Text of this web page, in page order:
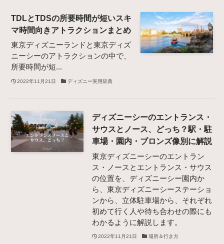
TDLとTDSの所要時間が短いスキ
マ時間向きアトラクションまとめ
東京ディズニーランドと東京ディズ
ニーシーのアトラクションの中で、
所要時間が短...
2022年11月21日 ディズニー実用辞典
ディズニーシーのエントランス・
サウスとノース、どっち？駅・駐
車場・園内・ブロンズ像別に解説
東京ディズニーシーのエントラン
ス・ノースとエントランス・サウス
の位置を、ディズニーシー園内か
ら、東京ディズニーシーステーショ
ンから、立体駐車場から、それぞれ
初めて行く人や待ち合わせの際にも
わかるように解説します。
2022年11月21日 場所＆行き方